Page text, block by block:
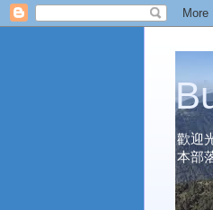
歡迎
本部